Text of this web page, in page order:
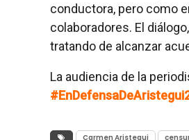
conductora, pero como
colaboradores. El
tratando de alcanzar
La audiencia de la
Carmen Aristegui